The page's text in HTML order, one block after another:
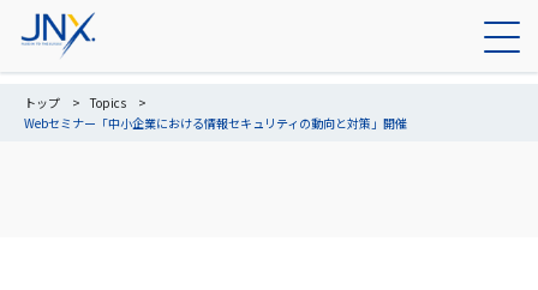
トップ
Topics
Webセミナー「中小企業における情報セキュリティの動向と対策」開催